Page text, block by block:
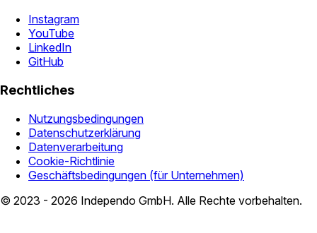
Instagram
YouTube
LinkedIn
GitHub
Rechtliches
Nutzungsbedingungen
Datenschutzerklärung
Datenverarbeitung
Cookie-Richtlinie
Geschäftsbedingungen (für Unternehmen)
© 2023 - 2026 Independo GmbH. Alle Rechte vorbehalten.